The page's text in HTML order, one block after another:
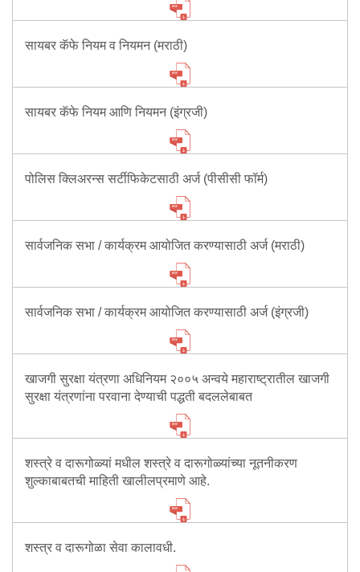
Emergency Contacts
Feedback
सायबर कॅफे नियम व नियमन (मराठी)
सायबर कॅफे नियम आणि नियमन (इंग्रजी)
पोलिस क्लिअरन्स सर्टीफिकेटसाठी अर्ज (पीसीसी फॉर्म)
सार्वजनिक सभा / कार्यक्रम आयोजित करण्यासाठी अर्ज (मराठी)
सार्वजनिक सभा / कार्यक्रम आयोजित करण्यासाठी अर्ज (इंग्रजी)
खाजगी सुरक्षा यंत्रणा अधिनियम २००५ अन्वये महाराष्ट्रातील खाजगी
सुरक्षा यंत्रणांना परवाना देण्याची पद्धती बदललेबाबत
शस्त्रे व दारूगोळ्यां मधील शस्त्रे व दारूगोळ्यांच्या नूतनीकरण
शुल्काबाबतची माहिती खालीलप्रमाणे आहे.
शस्त्र व दारूगोळा सेवा कालावधी.